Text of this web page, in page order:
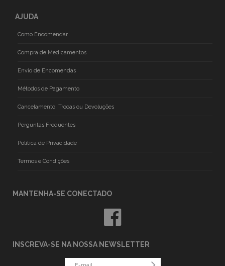
AJUDA
Como Encomendar
Compra de Medicamentos
Envio de Encomendas
Métodos de Pagamento
Cancelamento, Trocas ou Devoluções
Perguntas Frequentes
Politica de Privacidade
Termos e Condições
MANTENHA-SE CONECTADO
INSCREVA-SE NA NOSSA NEWSLETTER